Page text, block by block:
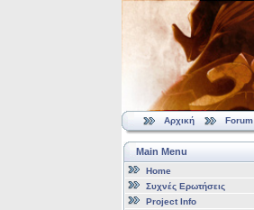
Αρχική Forum
Main Menu
Home
Συχνές Ερωτήσεις
Project Info